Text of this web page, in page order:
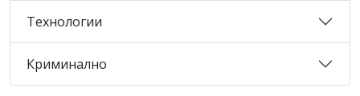
Технологии
Криминално